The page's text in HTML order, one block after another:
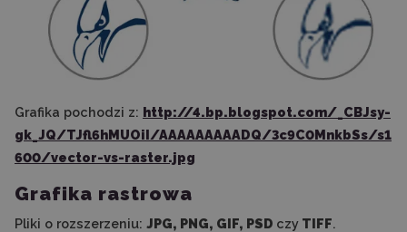
Grafika pochodzi z: http://4.bp.blogspot.com/_CBJsy-
gk_JQ/TJfl6hMUOiI/AAAAAAAAADQ/3c9C0MnkbSs/s1
600/vector-vs-raster.jpg
Grafika rastrowa
Pliki o rozszerzeniu: JPG, PNG, GIF, PSD czy TIFF.